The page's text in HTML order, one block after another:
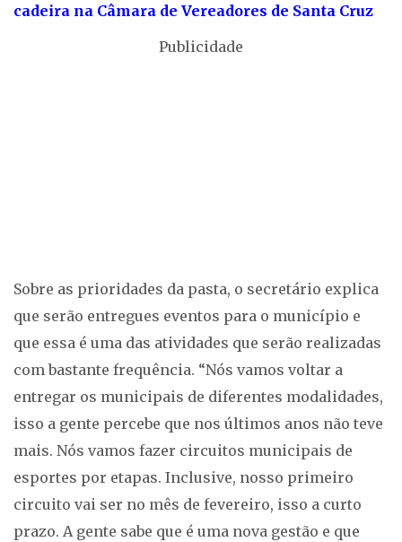
cadeira na Câmara de Vereadores de Santa Cruz
Publicidade
Sobre as prioridades da pasta, o secretário explica
que serão entregues eventos para o município e
que essa é uma das atividades que serão realizadas
com bastante frequência. “Nós vamos voltar a
entregar os municipais de diferentes modalidades,
isso a gente percebe que nos últimos anos não teve
mais. Nós vamos fazer circuitos municipais de
esportes por etapas. Inclusive, nosso primeiro
circuito vai ser no mês de fevereiro, isso a curto
prazo. A gente sabe que é uma nova gestão e que